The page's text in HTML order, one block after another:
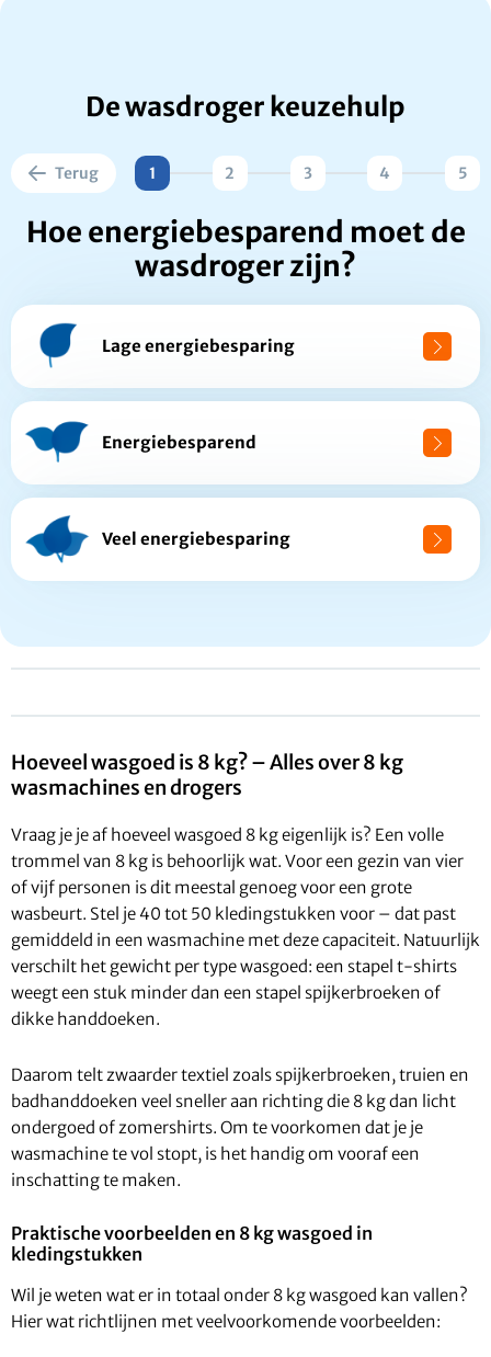
De wasdroger keuzehulp
Terug 1 2 3 4 5
Hoe energiebesparend moet de
wasdroger zijn?
Lage energiebesparing
Energiebesparend
Veel energiebesparing
Hoeveel wasgoed is 8 kg? – Alles over 8 kg
wasmachines en drogers
Vraag je je af hoeveel wasgoed 8 kg eigenlijk is? Een volle
trommel van 8 kg is behoorlijk wat. Voor een gezin van vier
of vijf personen is dit meestal genoeg voor een grote
wasbeurt. Stel je 40 tot 50 kledingstukken voor – dat past
gemiddeld in een wasmachine met deze capaciteit. Natuurlijk
verschilt het gewicht per type wasgoed: een stapel t-shirts
weegt een stuk minder dan een stapel spijkerbroeken of
dikke handdoeken.
Daarom telt zwaarder textiel zoals spijkerbroeken, truien en
badhanddoeken veel sneller aan richting die 8 kg dan licht
ondergoed of zomershirts. Om te voorkomen dat je je
wasmachine te vol stopt, is het handig om vooraf een
inschatting te maken.
Praktische voorbeelden en 8 kg wasgoed in
kledingstukken
Wil je weten wat er in totaal onder 8 kg wasgoed kan vallen?
Hier wat richtlijnen met veelvoorkomende voorbeelden: